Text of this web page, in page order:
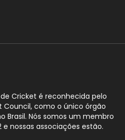
Cricket é reconhecida pelo
Council, como o único órgão
Brasil. Nós somos um membro
nossas associações estão.